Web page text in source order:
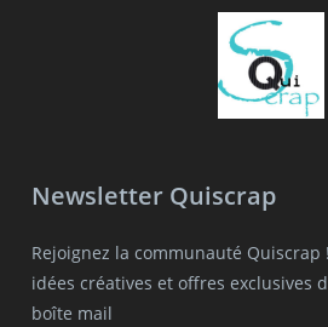
Newsletter Quiscrap
Rejoignez la communauté Quiscrap
idées créatives et offres exclusives
boîte mail